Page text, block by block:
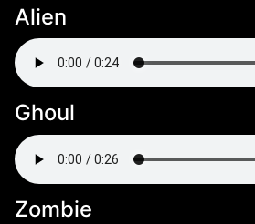
Alien
Ghoul
Zombie